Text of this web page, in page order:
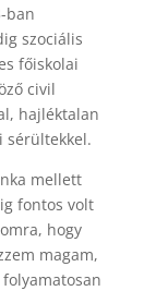
ban
szociális
főiskolai
civil
hajléktalan
mellett
fontos volt
hogy
magam,